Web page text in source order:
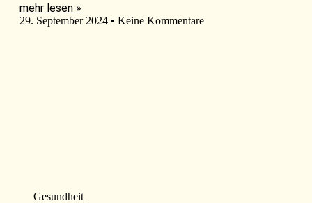
mehr lesen »
29. September 2024 Keine Kommentare
Gesundheit